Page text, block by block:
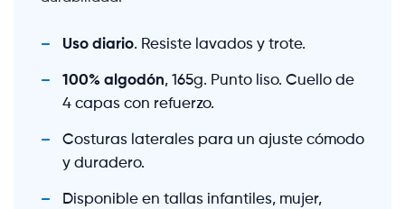
Uso diario. Resiste lavados y trote.
100% algodón, 165g. Punto liso. Cuello de
4 capas con refuerzo.
Costuras laterales para un ajuste cómodo
y duradero.
Disponible en tallas infantiles, mujer,